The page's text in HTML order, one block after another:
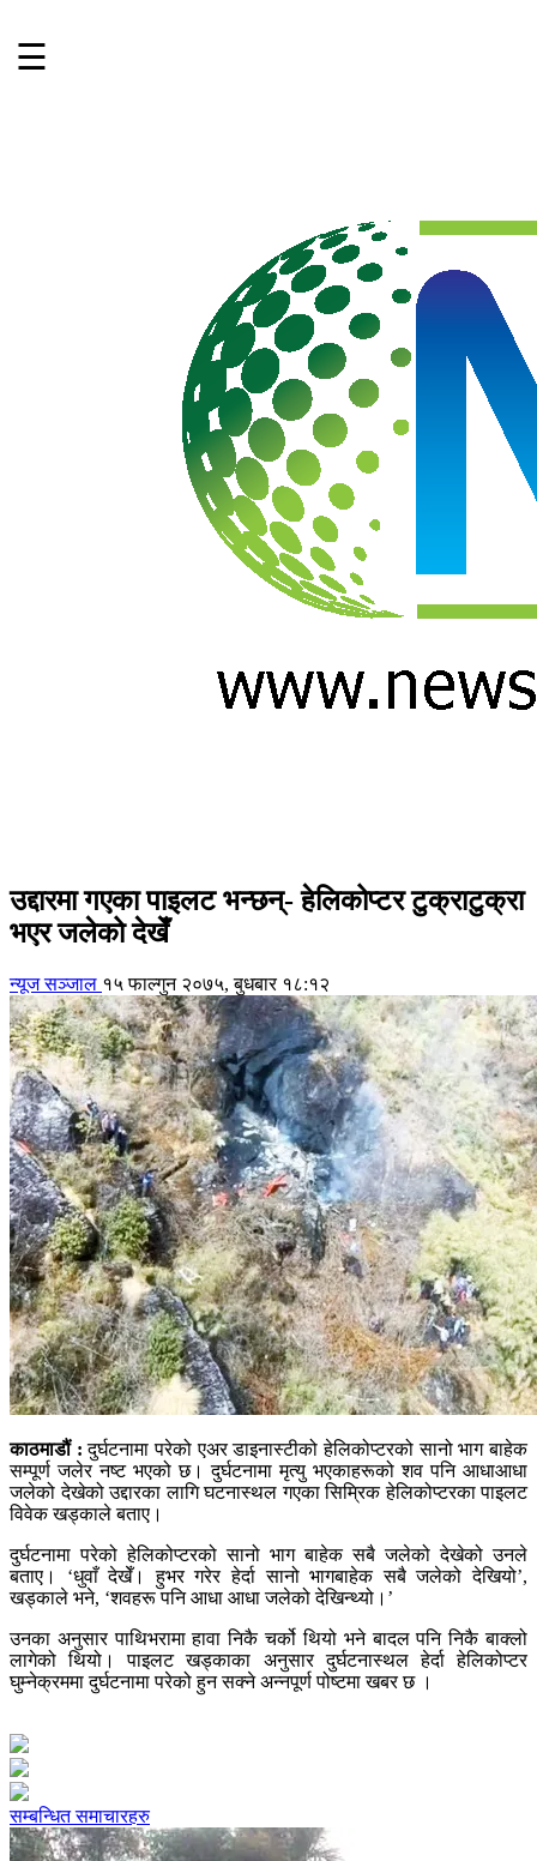
☰
उद्दारमा गएका पाइलट भन्छन्- हेलिकोप्टर टुक्राटुक्रा
भएर जलेको देखेँ
न्यूज सञ्जाल १५ फाल्गुन २०७५, बुधबार १८:१२
काठमाडौं : दुर्घटनामा परेको एअर डाइनास्टीको हेलिकोप्टरको सानो भाग बाहेक
सम्पूर्ण जलेर नष्ट भएको छ। दुर्घटनामा मृत्यु भएकाहरूको शव पनि आधाआधा
जलेको देखेको उद्दारका लागि घटनास्थल गएका सिम्रिक हेलिकोप्टरका पाइलट
विवेक खड्काले बताए।
दुर्घटनामा परेको हेलिकोप्टरको सानो भाग बाहेक सबै जलेको देखेको उनले
बताए। ‘धुवाँ देखेँ। हुभर गरेर हेर्दा सानो भागबाहेक सबै जलेको देखियो’,
खड्काले भने, ‘शवहरू पनि आधा आधा जलेको देखिन्थ्यो।’
उनका अनुसार पाथिभरामा हावा निकै चर्को थियो भने बादल पनि निकै बाक्लो
लागेको थियो। पाइलट खड्काका अनुसार दुर्घटनास्थल हेर्दा हेलिकोप्टर
घुम्नेक्रममा दुर्घटनामा परेको हुन सक्ने अन्नपूर्ण पोष्टमा खबर छ ।
सम्बन्धित समाचारहरु